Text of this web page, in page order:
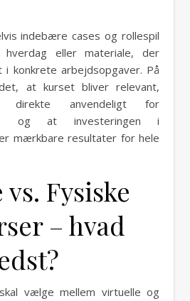
indebære cases og rollespil
hverdag eller materiale, der
i konkrete arbejdsopgaver. På
at kurset bliver relevant,
direkte anvendeligt for
– og at investeringen i
mærkbare resultater for hele
Fysiske
– hvad
vælge mellem virtuelle og